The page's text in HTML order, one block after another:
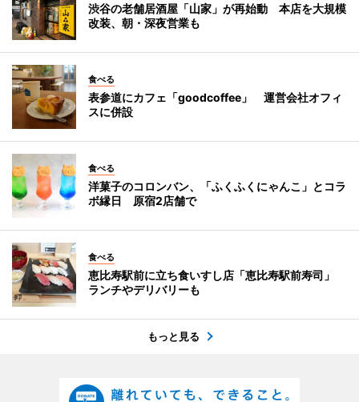
渋谷の老舗居酒屋「山家」が再始動 本店を大規模
改装、朝・深夜営業も
食べる
表参道にカフェ「goodcoffee」 運営会社オフィ
スに併設
食べる
洋菓子のコロンバン、「ふくふくにゃんこ」とコラ
ボ縁日 原宿2店舗で
食べる
恵比寿駅前に立ち食いすし店「恵比寿駅前寿司」
ランチやデリバリーも
もっと見る